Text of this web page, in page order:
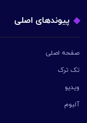
پیوندهای اصلی
صفحه اصلی
تک ترک
ویدیو
آلبوم